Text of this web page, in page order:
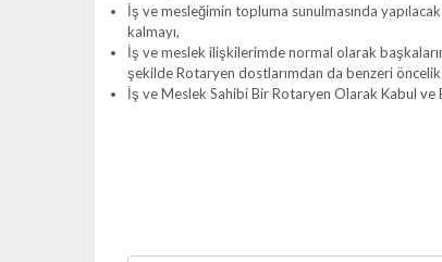
İş ve mesleğimin topluma sunulmasında
kalmayı,
İş ve meslek ilişkilerimde normal olarak
şekilde Rotaryen dostlarımdan da benzeri
İş ve Meslek Sahibi Bir Rotaryen Olarak Kabul ve